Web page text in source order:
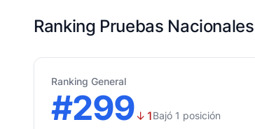
Ranking Pruebas Nacionales
Ranking General
#299↓ 1Bajó 1 posición